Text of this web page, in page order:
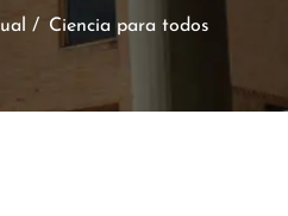
/ Ciencia para todos